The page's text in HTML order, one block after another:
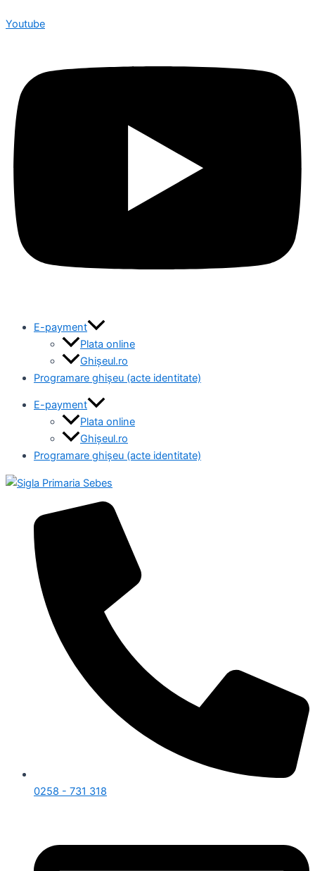
Youtube
E-payment
Plata online
Ghișeul.ro
Programare ghișeu (acte identitate)
E-payment
Plata online
Ghișeul.ro
Programare ghișeu (acte identitate)
0258 - 731 318